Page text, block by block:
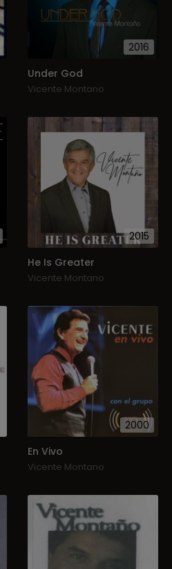
2016
Under God
Vicente Montano
2015
He Is Greater
Vicente Montano
2000
En Vivo
Vicente Montano